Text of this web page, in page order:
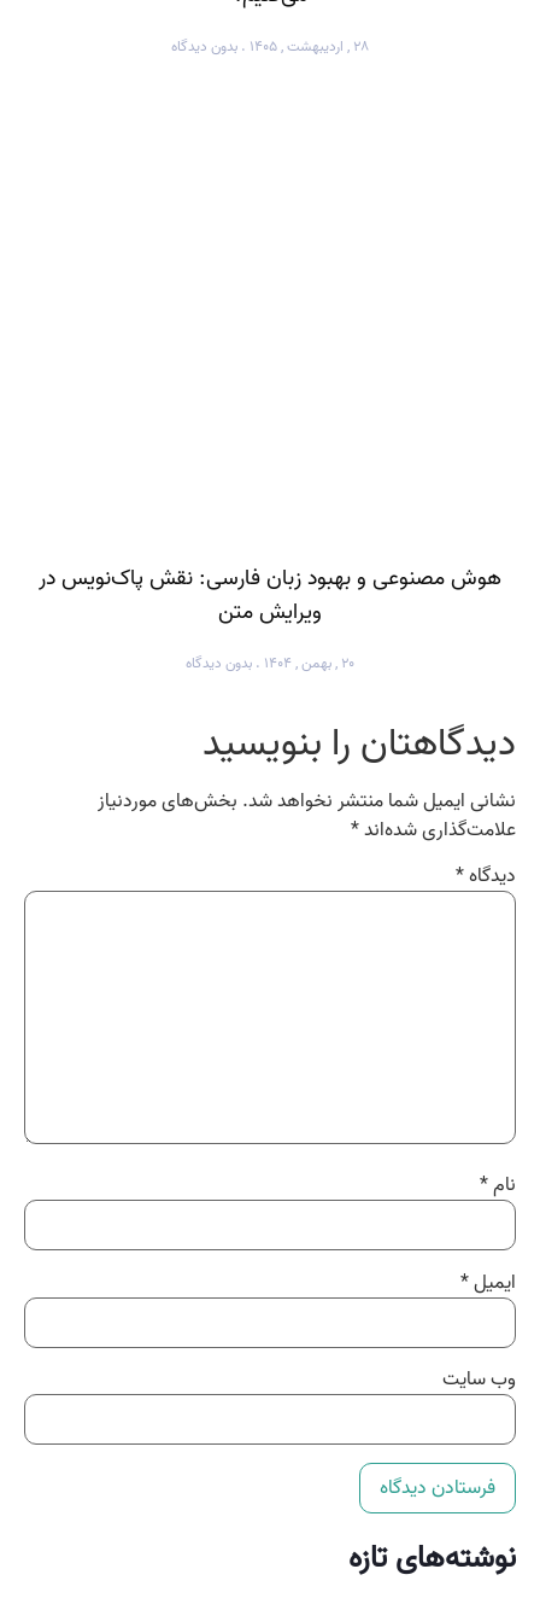
۲۸ , اردیبهشت , ۱۴۰۵ بدون دیدگاه
هوش مصنوعی و بهبود زبان فارسی: نقش پاک‌نویس در
ویرایش متن
۲۰ , بهمن , ۱۴۰۴ بدون دیدگاه
دیدگاهتان را بنویسید
نشانی ایمیل شما منتشر نخواهد شد. بخش‌های موردنیاز
علامت‌گذاری شده‌اند*
دیدگاه*
نام*
ایمیل*
وب‌ سایت
نوشته‌های تازه